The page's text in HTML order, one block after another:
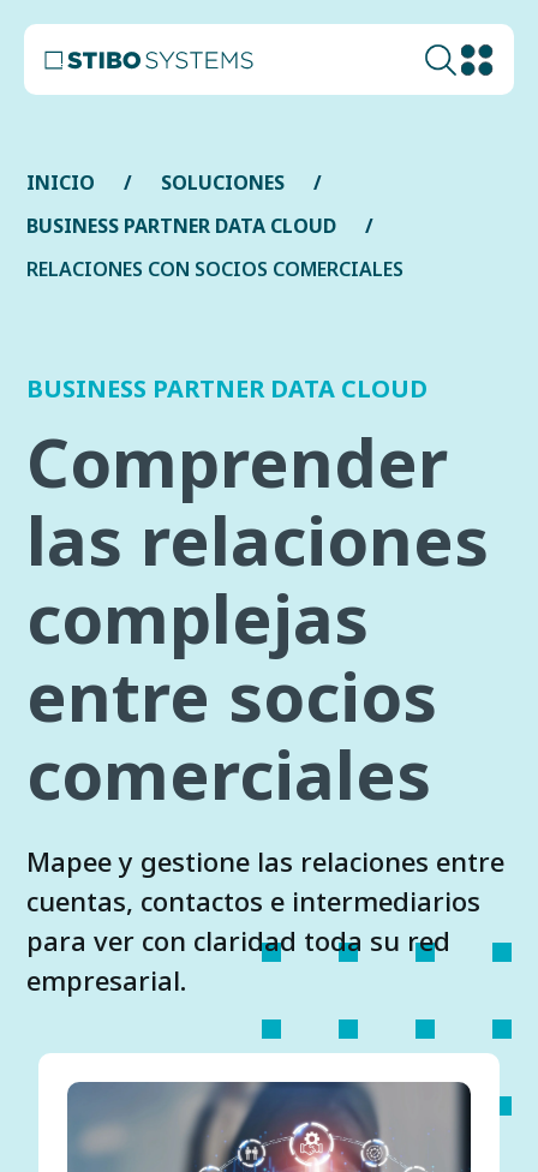
INICIO
SOLUCIONES
BUSINESS PARTNER DATA CLOUD
RELACIONES CON SOCIOS COMERCIALES
BUSINESS PARTNER DATA CLOUD
Comprender
las relaciones
complejas
entre socios
comerciales
Mapee y gestione las relaciones entre
cuentas, contactos e intermediarios
para ver con claridad toda su red
empresarial.